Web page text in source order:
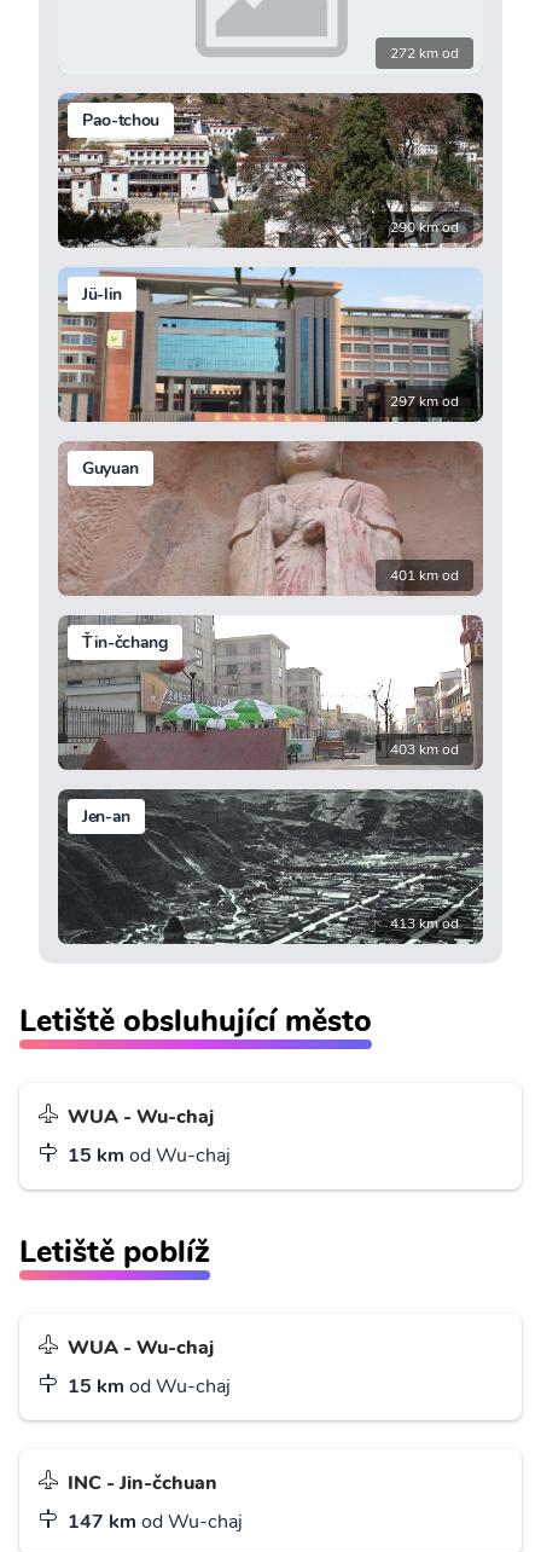
272 km od
Pao-tchou
290 km od
Jü-lin
297 km od
Guyuan
401 km od
Ťin-čchang
403 km od
Jen-an
413 km od
Letiště obsluhující město
WUA - Wu-chaj
15 km od Wu-chaj
Letiště poblíž
WUA - Wu-chaj
15 km od Wu-chaj
INC - Jin-čchuan
147 km od Wu-chaj